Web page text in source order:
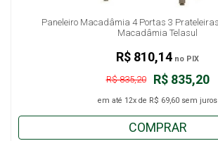
Paneleiro Macadâmia 4 Portas 3
Macadâmia Telasul
R$ 835,20
R$ 835,20
em até 12x de R$ 69,60 sem juros
R$ 810,14 no PIX
COMPRAR